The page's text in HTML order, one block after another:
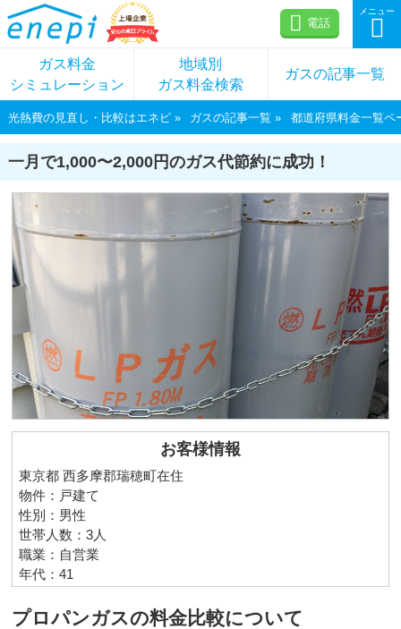
ガス料金
シミュレーション
地域別
ガス料金検索
ガスの記事一覧
電話
メニュー
光熱費の見直し・比較はエネピ ガスの記事一覧 都道府県料金一覧ペ
一月で1,000〜2,000円のガス代節約に成功！
お客様情報
東京都 西多摩郡瑞穂町在住
物件：戸建て
性別：男性
世帯人数：3人
職業：自営業
年代：41
プロパンガスの料金比較について